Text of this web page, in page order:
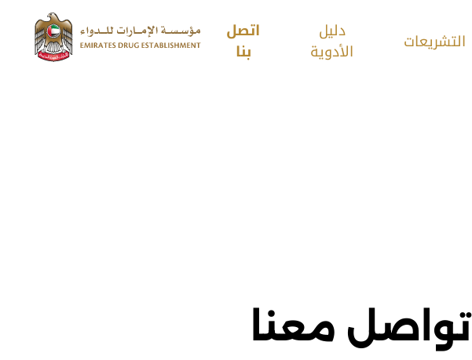
التشريعات دليل
الأدوية
اتصل
بنا
تواصل معنا